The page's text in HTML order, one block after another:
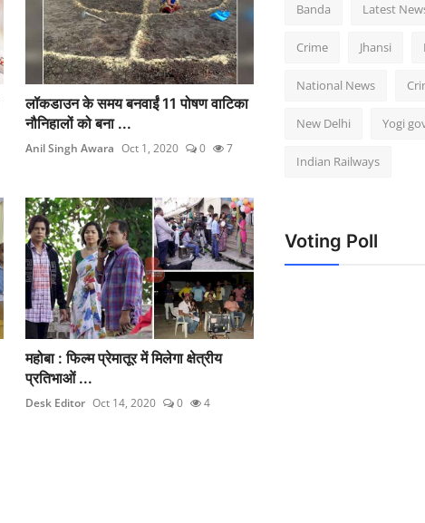
लॉकडाउन के समय बनवाईं 11 पोषण वाटिका
नौनिहालों को बना ...
Anil Singh Awara Oct 1, 2020 0 7
महोबा : फिल्म प्रेमातूर में मिलेगा क्षेत्रीय
प्रतिभाओं ...
Desk Editor Oct 14, 2020 0 4
Banda Latest
Crime Jhansi
National News
New Delhi Yogi
Indian Railways
Voting Poll